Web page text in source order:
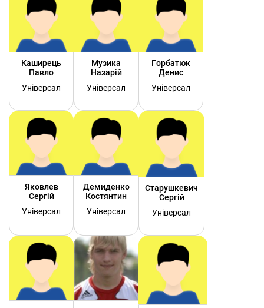
Каширець
Павло
Універсал
Музика
Назарій
Універсал
Горбатюк
Денис
Універсал
Яковлев
Сергій
Універсал
Демиденко
Костянтин
Універсал
Старушкевич
Сергій
Універсал